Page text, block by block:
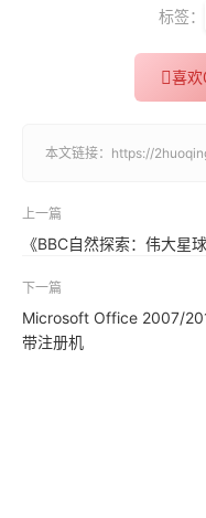
标签：
喜欢
本文链接： https://
上一篇
《BBC自然探索：伟大星
下一篇
Microsoft Office 2007/
带注册机